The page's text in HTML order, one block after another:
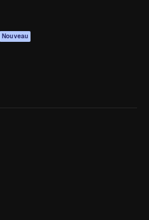
Nouveau